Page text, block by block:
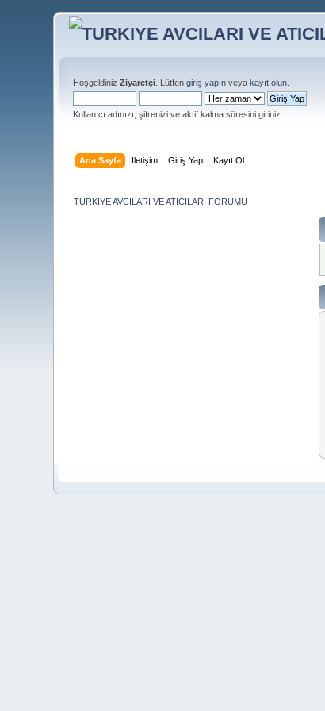
HoşgeldinizZiyaretçi . Lütfengiriş yapın veyakayıt olun
Kullanıcı adınızı, şifrenizi ve aktif kalma süresini giriniz
Ana Sayfa İletişim Giriş Yap Kayıt Ol
TURKIYE AVCILARI VE ATICILARI FORUMU